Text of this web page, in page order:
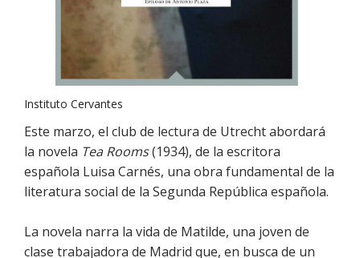
Instituto Cervantes
Este marzo, el club de lectura de Utrecht abordará
la novela Tea Rooms(1934), de la escritora
española Luisa Carnés, una obra fundamental de la
literatura social de la Segunda República española.
La novela narra la vida de Matilde, una joven de
clase trabajadora de Madrid que, en busca de un